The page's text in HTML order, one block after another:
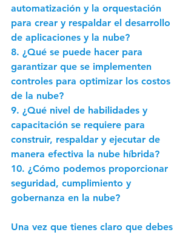
automatización y la orquestación
para crear y respaldar el desarrollo
de aplicaciones y la nube?
8. ¿Qué se puede hacer para
garantizar que se implementen
controles para optimizar los costos
de la nube?
9. ¿Qué nivel de habilidades y
capacitación se requiere para
construir, respaldar y ejecutar de
manera efectiva la nube híbrida?
10. ¿Cómo podemos proporcionar
seguridad, cumplimiento y
gobernanza en la nube?
Una vez que tienes claro que debes